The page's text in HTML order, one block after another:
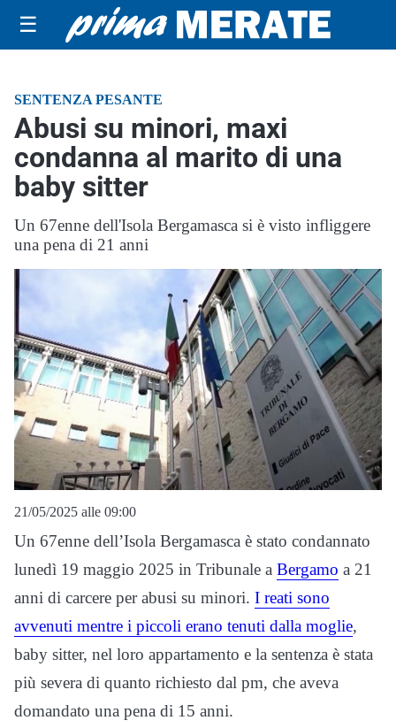
☰
SENTENZA PESANTE
Abusi su minori, maxi
condanna al marito di una
baby sitter
Un 67enne dell'Isola Bergamasca si è visto infliggere
una pena di 21 anni
21/05/2025 alle 09:00
Un 67enne dell’Isola Bergamasca è stato condannato
lunedì 19 maggio 2025 in Tribunale a Bergamo a 21
anni di carcere per abusi su minori. I reati sono
avvenuti mentre i piccoli erano tenuti dalla moglie,
baby sitter, nel loro appartamento e la sentenza è stata
più severa di quanto richiesto dal pm, che aveva
domandato una pena di 15 anni.